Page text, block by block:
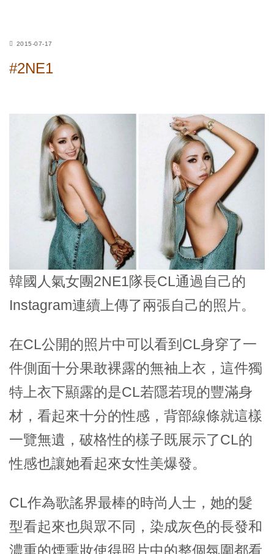
2015-07-17
#2NE1
韓國人氣女團2NE1隊長CL通過自己的
Instagram連續上傳了兩張自己的照片。
在CL公開的照片中可以看到CL身穿了一
件側面十分果敢裸露的無袖上衣，這件獨
特上衣下顯露的是CL若隱若現的豐滿身
材，看起來十分的性感，背部線條就這樣
一覽無遺，破格性的樣子既展示了CL的
性感也讓她看起來女性美爆發。
CL作為歌謠界最棒的時尚人士，她的髮
型看起來也與眾不同，染成灰色的長發和
濃重的煙熏妝使得照片中的整個氛圍都看